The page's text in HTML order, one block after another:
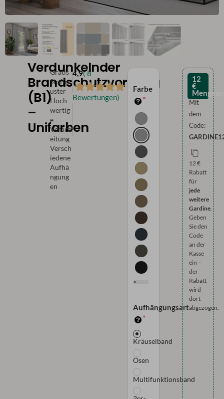
Verdunkelnder
Brandschutzvorhang
(B1)
–
Unifarben
Gratis
Stoffm
uster
Hoch
wertig
e
Verarb
eitung
Versch
iedene
Aufhä
ngung
en
4,9( 8
Bewertungen)
Farbe
Aufhängungsart
Kräuselband
Ösen
Multifunktionsband
12
€
Mit
dem
Code:
12 €
Rabatt
für
jede
weitere
Gardine.
Geben
Sie den
Code
an der
Kasse
ein –
der
Rabatt
wird
dort
abgezogen.